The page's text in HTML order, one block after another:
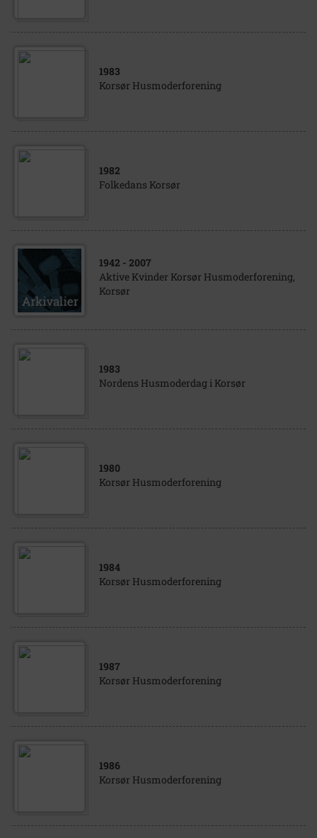
1983
Korsør Husmoderforening
1982
Folkedans Korsør
1942 - 2007
Aktive Kvinder Korsør Husmoderforening,
Korsør
1983
Nordens Husmoderdag i Korsør
1980
Korsør Husmoderforening
1984
Korsør Husmoderforening
1987
Korsør Husmoderforening
1986
Korsør Husmoderforening